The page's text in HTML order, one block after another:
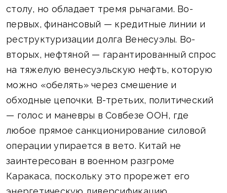
столу, но обладает тремя рычагами. Во-
первых, финансовый — кредитные линии и
реструктуризации долга Венесуэлы. Во-
вторых, нефтяной — гарантированный спрос
на тяжелую венесуэльскую нефть, которую
можно «обелять» через смешение и
обходные цепочки. В-третьих, политический
— голос и маневры в Совбезе ООН, где
любое прямое санкционирование силовой
операции упирается в вето. Китай не
заинтересован в военном разгроме
Каракаса, поскольку это прорежет его